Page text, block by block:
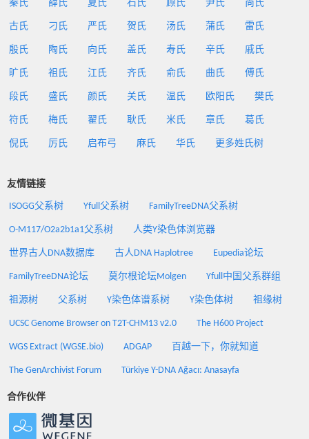
秦氏 薛氏 夏氏 石氏 顾氏 尹氏 尚氏
古氏 刁氏 严氏 贺氏 汤氏 蒲氏 雷氏
殷氏 陶氏 向氏 盖氏 寿氏 辛氏 戚氏
旷氏 祖氏 江氏 齐氏 俞氏 曲氏 傅氏
段氏 盛氏 颜氏 关氏 温氏 欧阳氏 樊氏
符氏 梅氏 翟氏 耿氏 米氏 章氏 葛氏
倪氏 厉氏 启布弓 麻氏 华氏 更多姓氏树
友情链接
ISOGG父系树 Yfull父系树 FamilyTreeDNA父系树
O-M117/O2a2b1a1父系树 人类Y染色体浏览器
世界古人DNA数据库 古人DNA Haplotree Eupedia论坛
FamilyTreeDNA论坛 莫尔根论坛Molgen Yfull中国父系群组
祖源树 父系树 Y染色体谱系树 Y染色体树 祖缘树
UCSC Genome Browser on T2T-CHM13 v2.0 The H600 Project
WGS Extract (WGSE.bio) ADGAP 百越一下，你就知道
The GenArchivist Forum Türkiye Y-DNA Ağacı: Anasayfa
合作伙伴